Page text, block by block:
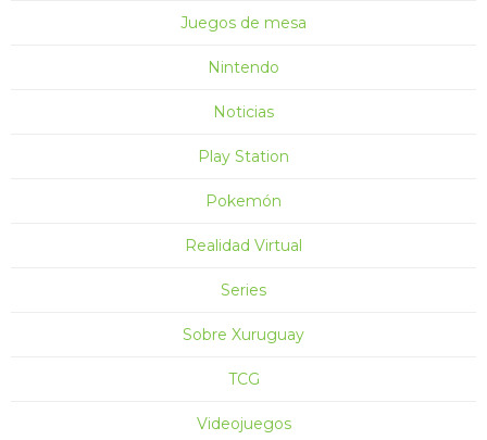
Juegos de mesa
Nintendo
Noticias
Play Station
Pokemón
Realidad Virtual
Series
Sobre Xuruguay
TCG
Videojuegos